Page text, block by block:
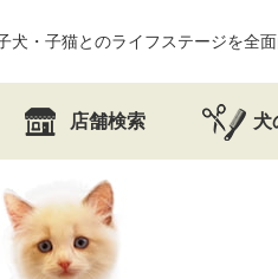
犬・子猫とのライフステージを全
店舗検索 犬